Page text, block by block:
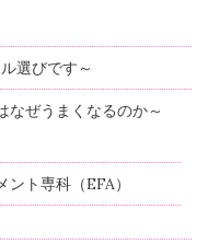
選びです～
ぜうまくなるのか～
ト専科（EFA）